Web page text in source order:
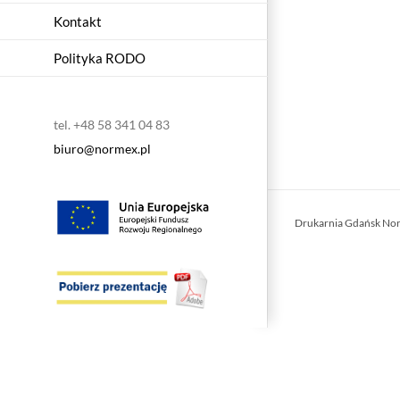
Kontakt
Polityka RODO
tel. +48 58 341 04 83
biuro@normex.pl
Drukarnia Gdańsk